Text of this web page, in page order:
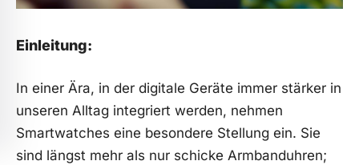
Einleitung:
In einer Ära, in der digitale Geräte immer stärker in
unseren Alltag integriert⁢ werden,⁣ nehmen
‍Smartwatches eine⁤ besondere⁢ Stellung ein. Sie
sind längst mehr als​ nur schicke Armbanduhren;